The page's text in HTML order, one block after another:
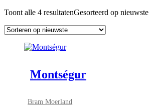
Toont alle 4 resultatenGesorteerd op nieuwste
Montségur
Bram Moerland